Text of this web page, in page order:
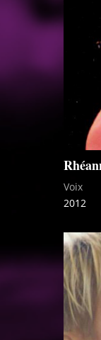
Voix
2012